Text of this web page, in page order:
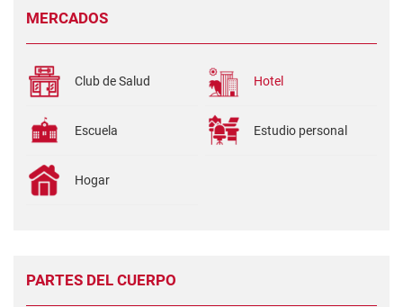
MERCADOS
Club de Salud Hotel
Escuela Estudio personal
Hogar
PARTES DEL CUERPO